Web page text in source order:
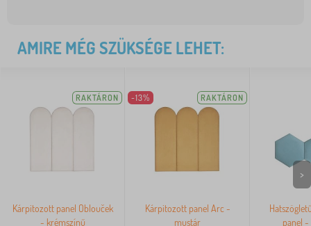
AMIRE MÉG SZÜKSÉGE LEHET:
RAKTÁRON
Kárpitozott panel Oblouček
- krémszínű
-13% RAKTÁRON
Kárpitozott panel Arc -
mustár
panel -
>